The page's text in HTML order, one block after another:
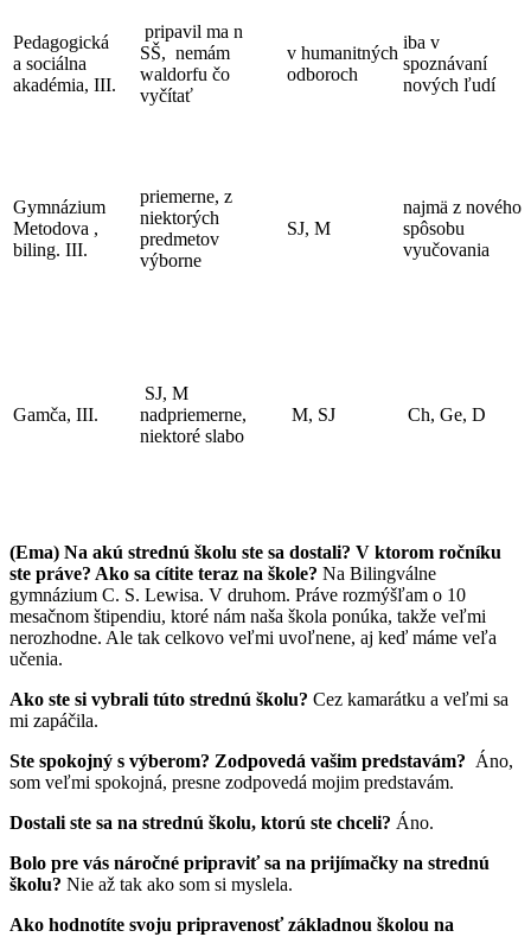
Pedagogická
a sociálna
akadémia, III.
pripavil ma n
SŠ, nemám
waldorfu čo
vyčítať
v humanitných
odboroch
iba v
spoznávaní
nových ľudí
Gymnázium
Metodova ,
biling. III.
priemerne, z
niektorých
predmetov
výborne
SJ, M
najmä z nového
spôsobu
vyučovania
Gamča, III.
SJ, M
nadpriemerne,
niektoré slabo
M, SJ Ch, Ge, D
(Ema) Na akú strednú školu ste sa dostali? V ktorom ročníku
ste práve? Ako sa cítite teraz na škole? Na Bilingválne
gymnázium C. S. Lewisa. V druhom. Práve rozmýšľam o 10
mesačnom štipendiu, ktoré nám naša škola ponúka, takže veľmi
nerozhodne. Ale tak celkovo veľmi uvoľnene, aj keď máme veľa
učenia.
Ako ste si vybrali túto strednú školu? Cez kamarátku a veľmi sa
mi zapáčila.
Ste spokojný s výberom? Zodpovedá vašim predstavám? Áno,
som veľmi spokojná, presne zodpovedá mojim predstavám.
Dostali ste sa na strednú školu, ktorú ste chceli? Áno.
Bolo pre vás náročné pripraviť sa na prijímačky na strednú
školu? Nie až tak ako som si myslela.
Ako hodnotíte svoju pripravenosť základnou školou na